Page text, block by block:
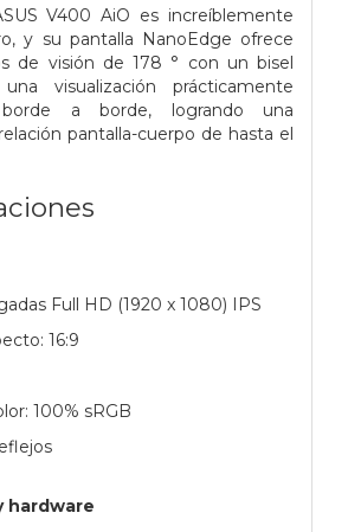
V400 AiO es increíblemente
y su pantalla NanoEdge ofrece
de visión de 178 ° con un bisel
visualización prácticamente
a borde, logrando una
pantalla-cuerpo de hasta el
Full HD (1920 x 1080) IPS
16:9
100% sRGB
hardware